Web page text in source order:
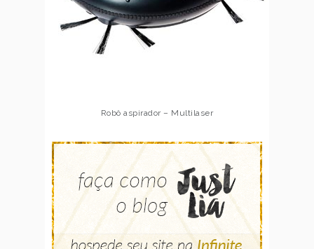
Dobble – Galápagos